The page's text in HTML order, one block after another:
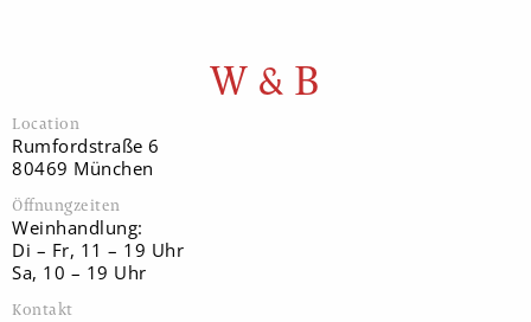
W & B
Location
Rumfordstraße 6
80469 München
Öffnungzeiten
Weinhandlung:
Di – Fr, 11 – 19 Uhr
Sa, 10 – 19 Uhr
Kontakt